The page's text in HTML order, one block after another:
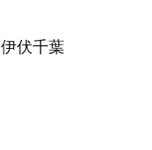
伊伏千葉